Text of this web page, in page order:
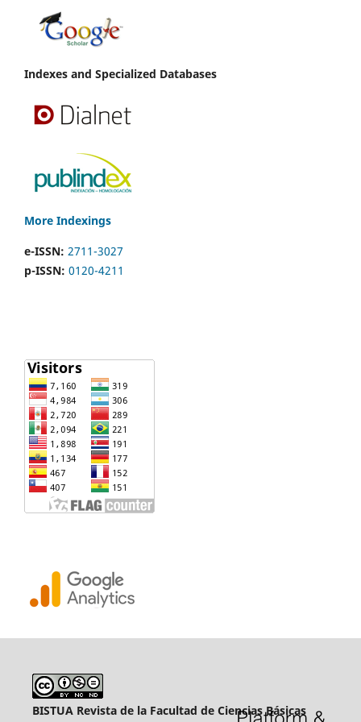
Indexes and Specialized Databases
More Indexings
e-ISSN: 2711-3027
p-ISSN: 0120-4211
BISTUA Revista de la Facultad de Ciencias Básicas